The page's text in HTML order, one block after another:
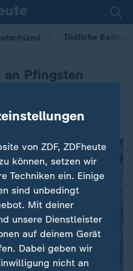
Tödliche
an Pfingsten
von ZDF, ZDFheute
können, setzen wir
Techniken ein. Einige
sind unbedingt
Mit deiner
unsere Dienstleister
auf deinem Gerät
Dabei geben wir
nicht an